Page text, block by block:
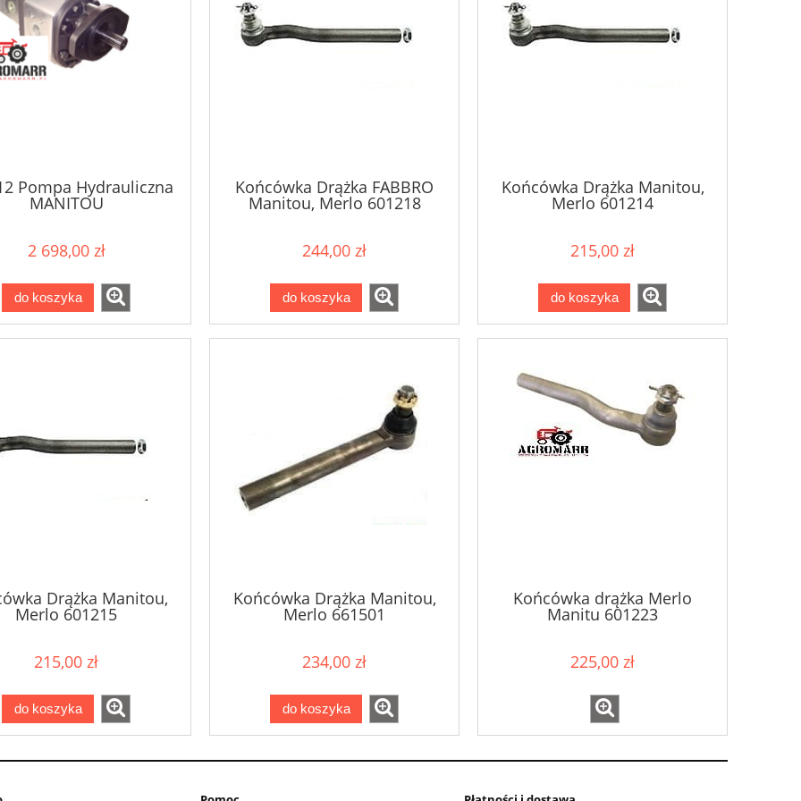
Pompa Hydrauliczna
MANITOU
2 698,00 zł
do koszyka
Końcówka Drążka FABBRO
Manitou, Merlo 601218
244,00 zł
do koszyka
Końcówka Drążka Manitou,
Merlo 601214
215,00 zł
do koszyka
Drążka Manitou,
Merlo 601215
215,00 zł
do koszyka
Końcówka Drążka Manitou,
Merlo 661501
234,00 zł
do koszyka
Końcówka drążka Merlo
Manitu 601223
225,00 zł